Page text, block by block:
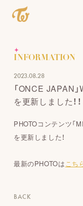
INFORMATION
2023.08.28
「ONCE JAPAN
を更新しました！！
PHOTOコンテンツ「
を更新しました！
最新のPHOTOはこち
BACK